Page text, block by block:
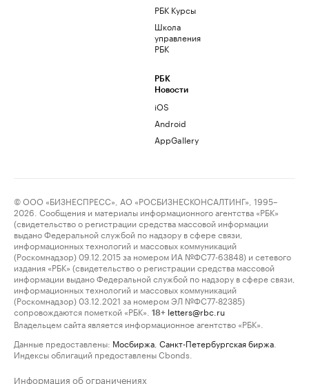
РБК Курсы
Школа
управления
РБК
РБК
Новости
iOS
Android
AppGallery
© ООО «БИЗНЕСПРЕСС», АО «РОСБИЗНЕСКОНСАЛТИНГ», 1995–
2026. Сообщения и материалы информационного агентства «РБК»
(свидетельство о регистрации средства массовой информации
выдано Федеральной службой по надзору в сфере связи,
информационных технологий и массовых коммуникаций
(Роскомнадзор) 09.12.2015 за номером ИА №ФС77-63848) и сетевого
издания «РБК» (свидетельство о регистрации средства массовой
информации выдано Федеральной службой по надзору в сфере связи,
информационных технологий и массовых коммуникаций
(Роскомнадзор) 03.12.2021 за номером ЭЛ №ФС77-82385)
сопровождаются пометкой «РБК».
18+ letters@rbc.ru
Владельцем сайта является информационное агентство «РБК».
Данные предоставлены: Мосбиржа Санкт-Петербургская биржа
Индексы облигаций предоставлены Cbonds.
Информация об ограничениях